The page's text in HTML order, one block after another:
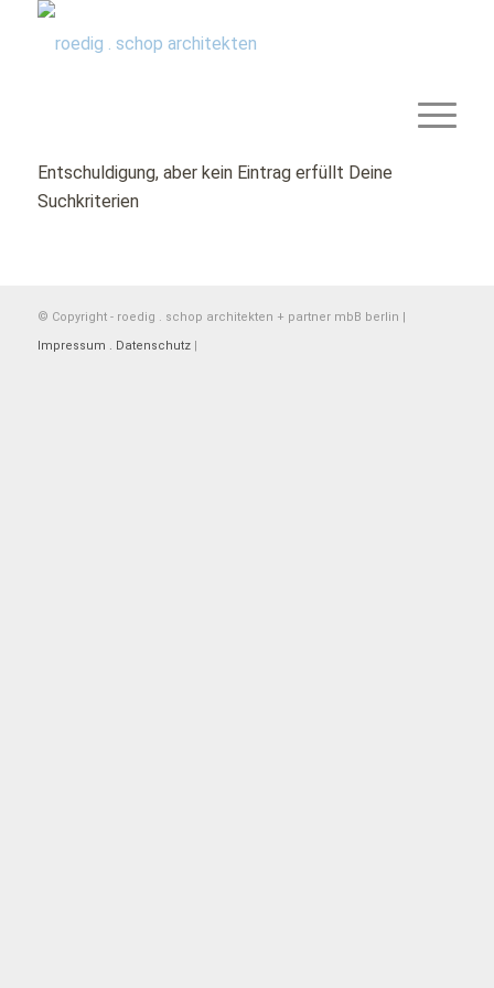
Entschuldigung, aber kein Eintrag erfüllt Deine
Suchkriterien
© Copyright - roedig . schop architekten + partner mbB berlin |
Impressum . Datenschutz|